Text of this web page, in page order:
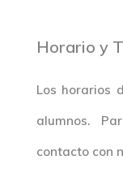
Horario y
Los horarios
alumnos.
contacto con